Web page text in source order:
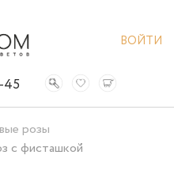
ВОЙТИ
45
розы
с фисташкой